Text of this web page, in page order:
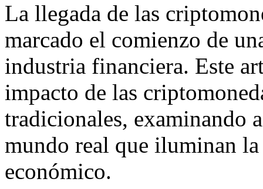
La llegada de las
marcado el comienzo de
industria financiera. Este
impacto de las
tradicionales, examinando
mundo real que iluminan
económico.